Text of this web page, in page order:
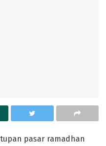
pasar ramadhan